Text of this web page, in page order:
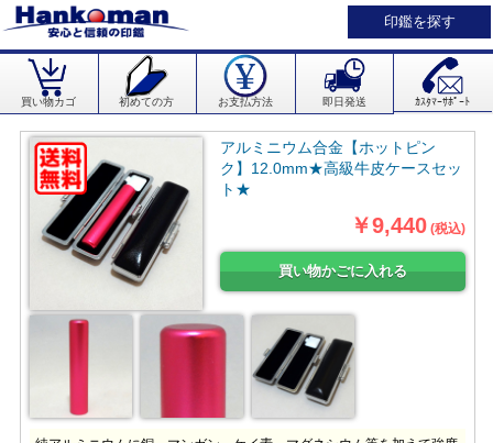
印鑑を探す
買い物カゴ 初めての方 お支払方法 即日発送 ｶｽﾀﾏｰｻﾎﾟｰﾄ
アルミニウム合金【ホットピン
ク】12.0mm★高級牛皮ケースセッ
ト★
￥9,440 (税込)